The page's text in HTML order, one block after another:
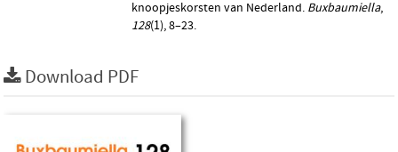
knoopjeskorsten van Nederland. Buxbaumiella,
128(1), 8–23.
Download PDF